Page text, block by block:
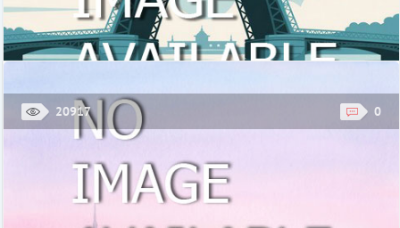
20917 0
Малый Эрмитаж – дворец, являющейся составной частью
комплекса «Государственный Эрмитаж». Зданию отведена роль
связующего звена между Новым Эрмитажем, ...